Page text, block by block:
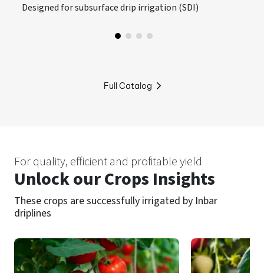
Designed for subsurface drip irrigation (SDI)
Full Catalog
For quality, efficient and profitable yield
Unlock our Crops Insights
These crops are successfully irrigated by Inbar
driplines